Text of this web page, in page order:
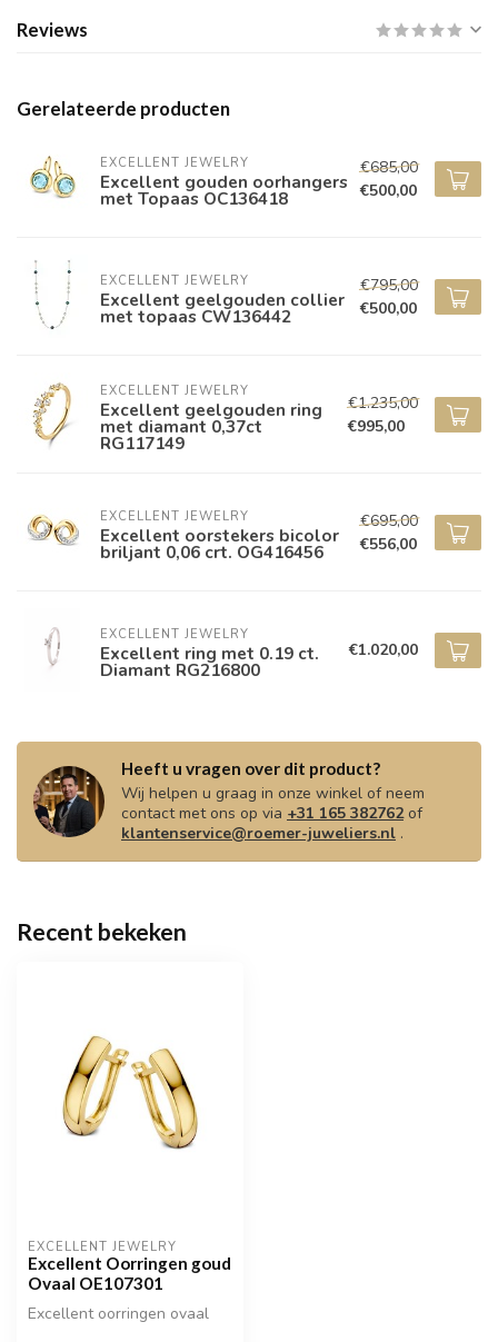
Reviews
Gerelateerde producten
EXCELLENT JEWELRY
Excellent gouden oorhangers
met Topaas OC136418
€685,00
€500,00
EXCELLENT JEWELRY
Excellent geelgouden collier
met topaas CW136442
€795,00
€500,00
EXCELLENT JEWELRY
Excellent geelgouden ring
met diamant 0,37ct
RG117149
€1.235,00
€995,00
EXCELLENT JEWELRY
Excellent oorstekers bicolor
briljant 0,06 crt. OG416456
€695,00
€556,00
EXCELLENT JEWELRY
Excellent ring met 0.19 ct.
Diamant RG216800
€1.020,00
Heeft u vragen over dit product?
Wij helpen u graag in onze winkel of neem
contact met ons op via +31 165 382762of
klantenservice@roemer-juweliers.nl .
Recent bekeken
EXCELLENT JEWELRY
Excellent Oorringen goud
Ovaal OE107301
Excellent oorringen ovaal